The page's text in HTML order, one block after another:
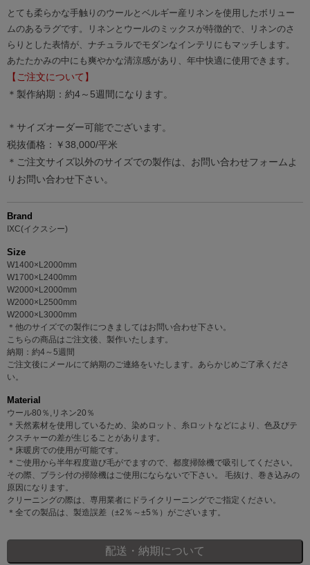
とても柔らかな手触りのウールとベルギー産リネンを使用したボリュー
ムのあるラグです。リネンとウールのミックスが特徴的で、リネンのさ
らりとした表情が、ナチュラルでモダンなインテリにもマッチします。
あたたかみの中にも爽やかな清涼感があり、年中快適に使用できます。
【ご注文について】
＊製作納期：約4～5週間になります。
＊サイズオーダー可能でございます。
税抜価格：￥38,000/平米
＊ご注文サイズ以外のサイズでの製作は、お問い合わせフォームよ
りお問い合わせ下さい。
Brand
IXC(イクスシー)
Size
W1400×L2000mm
W1700×L2400mm
W2000×L2000mm
W2000×L2500mm
W2000×L3000mm
＊他のサイズでの製作につきましてはお問い合わせ下さい。
こちらの商品はご注文後、製作いたします。
納期：約4～5週間
ご注文後にメールにて納期のご連絡をいたします。あらかじめご了承くださ
い。
Material
ウール80％,リネン20％
＊天然素材を使用しているため、染めロット、糸ロットなどにより、色及びテ
クスチャーの差が生じることがあります。
＊床暖房での使用が可能です。
＊ご使用から半年程度遊び毛がでますので、都度掃除機で吸引してください。
その際、ブラシ付の掃除機はご使用にならないで下さい。 毛抜け、巻き込みの
原因になります。
クリーニングの際は、専用業者にドライクリーニングでご指定ください。
＊全ての製品は、製造誤差（±2％～±5％）がございます。